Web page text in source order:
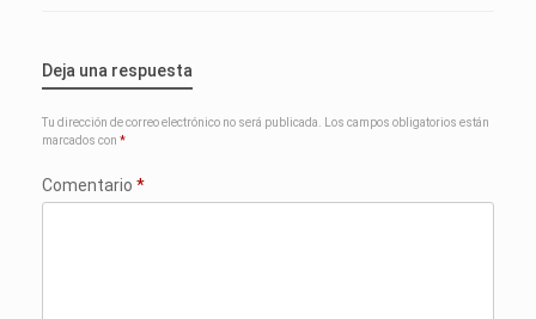
Deja una respuesta
Tu dirección de correo electrónico no será publicada. Los campos obligatorios están
marcados con *
Comentario *